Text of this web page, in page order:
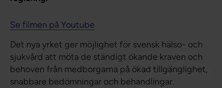
Se filmen på Youtube
Det nya yrket ger möjlighet för svensk hälso- och
sjukvård att möta de ständigt ökande kraven och
behoven från medborgarna på ökad tillgänglighet,
snabbare bedömningar och behandlingar.